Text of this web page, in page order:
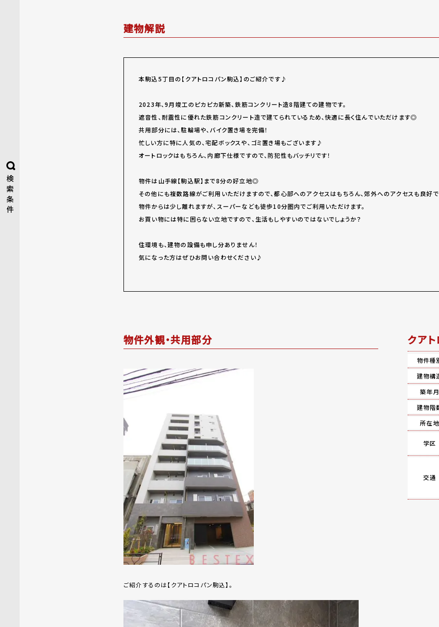
検
索
条
件
建物解説
本駒込5丁目の【クアトロコパン駒込】のご紹介です♪
2023年、9月竣工のピカピカ新築、鉄筋コンクリート造8階建ての建物です。
遮音性、耐震性に優れた鉄筋コンクリート造で建てられているため、快適に長く住んでいただけます◎
共用部分には、駐輪場や、バイク置き場を完備！
忙しい方に特に人気の、宅配ボックスや、ゴミ置き場もございます♪
オートロックはもちろん、内廊下仕様ですので、防犯性もバッチリです！
物件は山手線【駒込駅】まで8分の好立地◎
その他にも複数路線がご利用いただけますので、都心部へのアクセスはもちろん、郊外へのアクセスも良好で
物件からは少し離れますが、スーパーなども徒歩10分圏内でご利用いただけます。
お買い物には特に困らない立地ですので、生活もしやすいのではないでしょうか？
住環境も、建物の設備も申し分ありません！
気になった方はぜひお問い合わせください♪
物件外観・共用部分
ご紹介するのは【クアトロコパン駒込】。
クア
物件種
建物構
築年月
建物階
所在地
学区
交通